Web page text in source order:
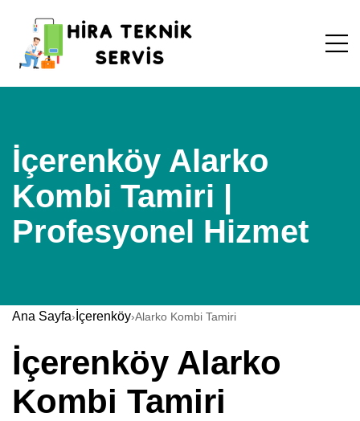
İçerenköy Alarko
Kombi Tamiri |
Profesyonel Hizmet
Ana Sayfa› İçerenköy›Alarko Kombi Tamiri
İçerenköy Alarko
Kombi Tamiri